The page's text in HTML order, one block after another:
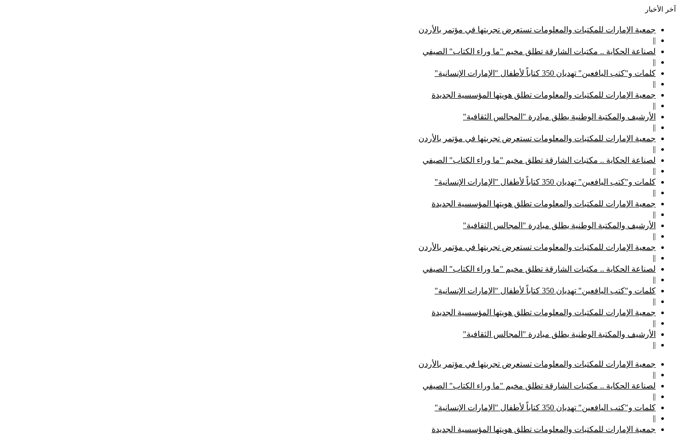
آخر الأخبار
جمعية الإمارات للمكتبات والمعلومات تستعرض تجربتها في مؤتمر بالأردن
||
لصناعة الحكاية .. مكتبات الشارقة تطلق مخيم "ما وراء الكتاب" الصيفي
||
كلمات و"كتب اليافعين" تهديان 350 كتاباً لأطفال "الإمارات الإنسانية"
||
جمعية الإمارات للمكتبات والمعلومات تطلق هويتها المؤسسية الجديدة
||
الأرشيف والمكتبة الوطنية يطلق مبادرة "المجالس الثقافية"
||
جمعية الإمارات للمكتبات والمعلومات تستعرض تجربتها في مؤتمر بالأردن
||
لصناعة الحكاية .. مكتبات الشارقة تطلق مخيم "ما وراء الكتاب" الصيفي
||
كلمات و"كتب اليافعين" تهديان 350 كتاباً لأطفال "الإمارات الإنسانية"
||
جمعية الإمارات للمكتبات والمعلومات تطلق هويتها المؤسسية الجديدة
||
الأرشيف والمكتبة الوطنية يطلق مبادرة "المجالس الثقافية"
||
جمعية الإمارات للمكتبات والمعلومات تستعرض تجربتها في مؤتمر بالأردن
||
لصناعة الحكاية .. مكتبات الشارقة تطلق مخيم "ما وراء الكتاب" الصيفي
||
كلمات و"كتب اليافعين" تهديان 350 كتاباً لأطفال "الإمارات الإنسانية"
||
جمعية الإمارات للمكتبات والمعلومات تطلق هويتها المؤسسية الجديدة
||
الأرشيف والمكتبة الوطنية يطلق مبادرة "المجالس الثقافية"
||
جمعية الإمارات للمكتبات والمعلومات تستعرض تجربتها في مؤتمر بالأردن
||
لصناعة الحكاية .. مكتبات الشارقة تطلق مخيم "ما وراء الكتاب" الصيفي
||
كلمات و"كتب اليافعين" تهديان 350 كتاباً لأطفال "الإمارات الإنسانية"
||
جمعية الإمارات للمكتبات والمعلومات تطلق هويتها المؤسسية الجديدة